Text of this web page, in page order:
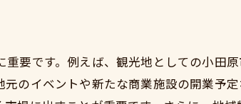
要です。例えば、観光地としての小田
のイベントや新たな商業施設の開業予